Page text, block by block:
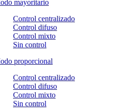
mayoritario
Control centralizado
Control difuso
Control mixto
Sin control
proporcional
Control centralizado
Control difuso
Control mixto
Sin control